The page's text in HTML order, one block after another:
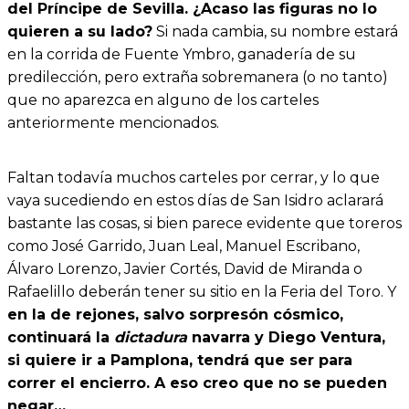
del Príncipe de Sevilla. ¿Acaso las figuras no lo
quieren a su lado? Si nada cambia, su nombre estará
en la corrida de Fuente Ymbro, ganadería de su
predilección, pero extraña sobremanera (o no tanto)
que no aparezca en alguno de los carteles
anteriormente mencionados.
Faltan todavía muchos carteles por cerrar, y lo que
vaya sucediendo en estos días de San Isidro aclarará
bastante las cosas, si bien parece evidente que toreros
como José Garrido, Juan Leal, Manuel Escribano,
Álvaro Lorenzo, Javier Cortés, David de Miranda o
Rafaelillo deberán tener su sitio en la Feria del Toro. Y
en la de rejones, salvo sorpresón cósmico,
continuará la dictaduranavarra y Diego Ventura,
si quiere ir a Pamplona, tendrá que ser para
correr el encierro. A eso creo que no se pueden